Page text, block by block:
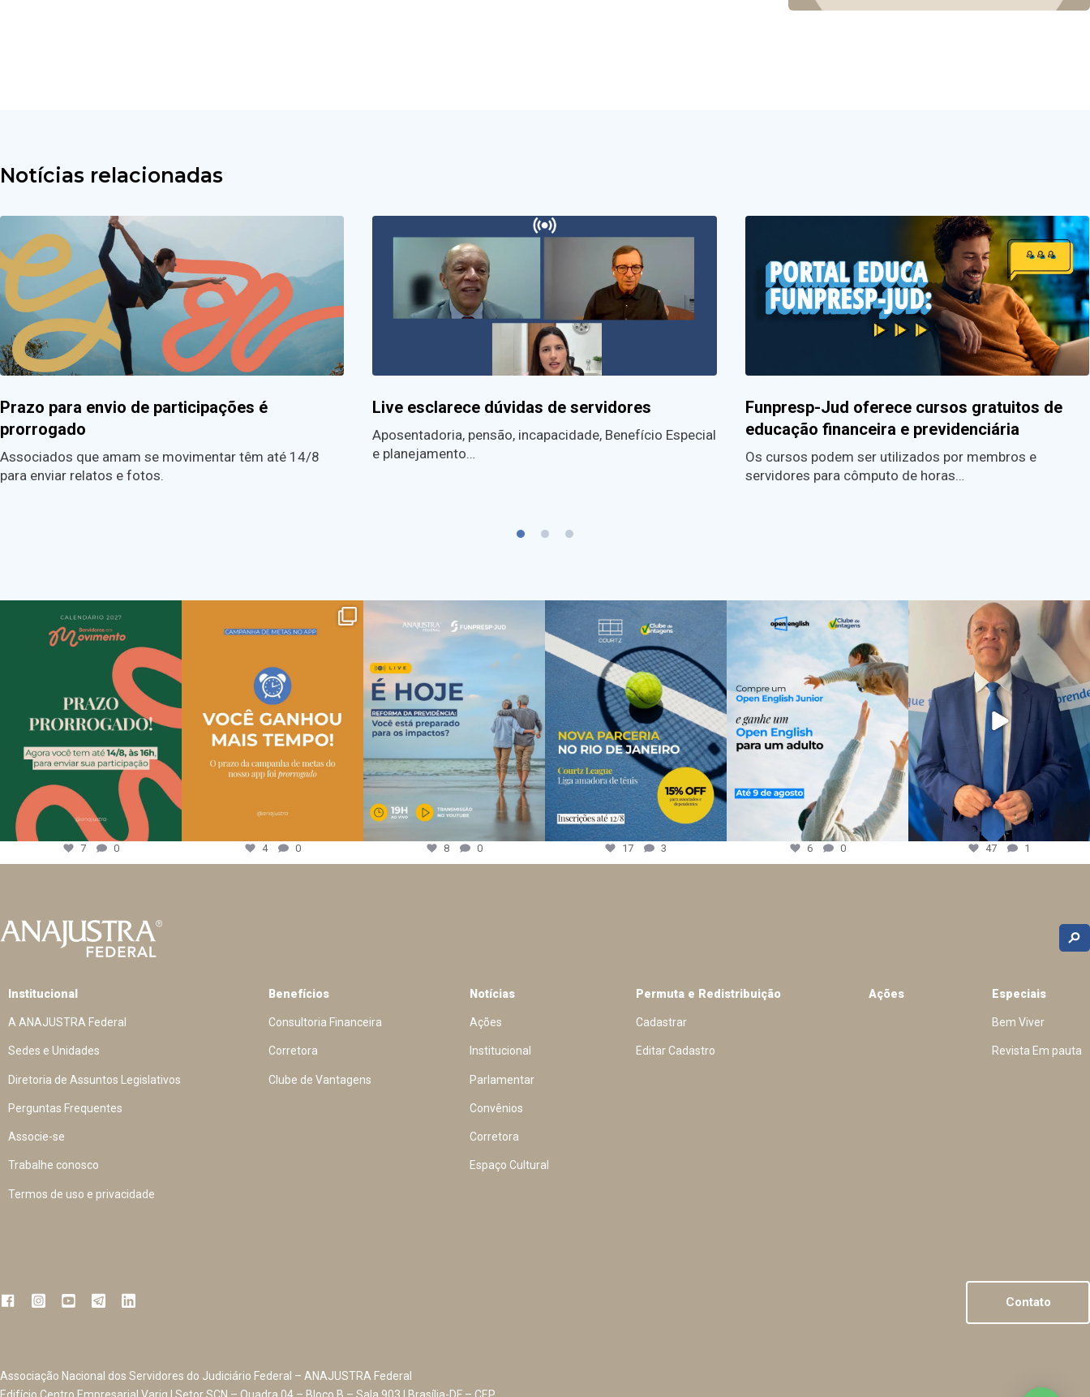
Notícias relacionadas
Prazo para envio de participações é
prorrogado
Associados que amam se movimentar têm até 14/8
para enviar relatos e fotos.
Live esclarece dúvidas de servidores
Aposentadoria, pensão, incapacidade, Benefício Especial
e planejamento…
Funpresp-Jud oferece cursos gratuitos de
educação financeira e previdenciária
Os cursos podem ser utilizados por membros e
servidores para cômputo de horas…
7 0 4 0 8 0 17 3 6 0 47 1
Institucional
A ANAJUSTRA Federal
Sedes e Unidades
Diretoria de Assuntos Legislativos
Perguntas Frequentes
Associe-se
Trabalhe conosco
Termos de uso e privacidade
Benefícios
Consultoria Financeira
Corretora
Clube de Vantagens
Notícias
Ações
Institucional
Parlamentar
Convênios
Corretora
Espaço Cultural
Permuta e Redistribuição
Cadastrar
Editar Cadastro
Ações Especiais
Bem Viver
Revista Em pauta
Contato
Associação Nacional dos Servidores do Judiciário Federal – ANAJUSTRA Federal